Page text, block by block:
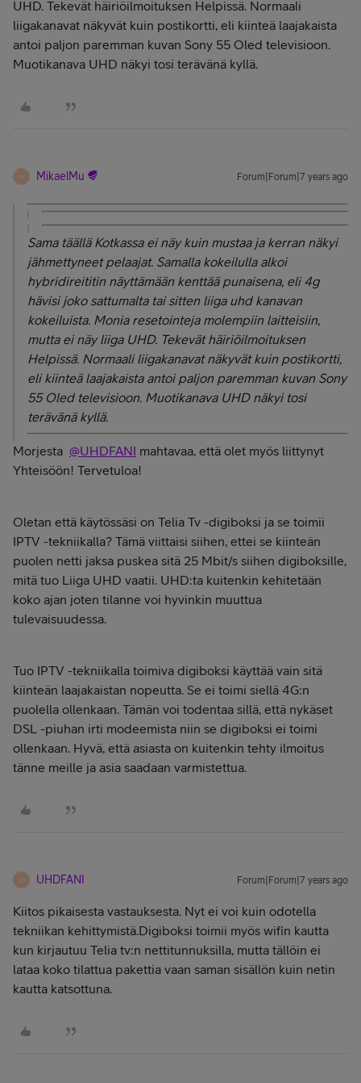
UHD. Tekevät häiriöilmoituksen Helpissä. Normaali
liigakanavat näkyvät kuin postikortti, eli kiinteä laajakaista
antoi paljon paremman kuvan Sony 55 Oled televisioon.
Muotikanava UHD näkyi tosi terävänä kyllä.
M MikaelMu Forum|Forum|7 years ago
Sama täällä Kotkassa ei näy kuin mustaa ja kerran näkyi
jähmettyneet pelaajat. Samalla kokeilulla alkoi
hybridireititin näyttämään kenttää punaisena, eli 4g
hävisi joko sattumalta tai sitten liiga uhd kanavan
kokeiluista. Monia resetointeja molempiin laitteisiin,
mutta ei näy liiga UHD. Tekevät häiriöilmoituksen
Helpissä. Normaali liigakanavat näkyvät kuin postikortti,
eli kiinteä laajakaista antoi paljon paremman kuvan Sony
55 Oled televisioon. Muotikanava UHD näkyi tosi
terävänä kyllä.
Morjesta @UHDFANI mahtavaa, että olet myös liittynyt
Yhteisöön! Tervetuloa!
Oletan että käytössäsi on Telia Tv -digiboksi ja se toimii
IPTV -tekniikalla? Tämä viittaisi siihen, ettei se kiinteän
puolen netti jaksa puskea sitä 25 Mbit/s siihen digiboksille,
mitä tuo Liiga UHD vaatii. UHD:ta kuitenkin kehitetään
koko ajan joten tilanne voi hyvinkin muuttua
tulevaisuudessa.
Tuo IPTV -tekniikalla toimiva digiboksi käyttää vain sitä
kiinteän laajakaistan nopeutta. Se ei toimi siellä 4G:n
puolella ollenkaan. Tämän voi todentaa sillä, että nykäset
DSL -piuhan irti modeemista niin se digiboksi ei toimi
ollenkaan. Hyvä, että asiasta on kuitenkin tehty ilmoitus
tänne meille ja asia saadaan varmistettua.
U UHDFANI Forum|Forum|7 years ago
Kiitos pikaisesta vastauksesta. Nyt ei voi kuin odotella
tekniikan kehittymistä.Digiboksi toimii myös wifin kautta
kun kirjautuu Telia tv:n nettitunnuksilla, mutta tällöin ei
lataa koko tilattua pakettia vaan saman sisällön kuin netin
kautta katsottuna.